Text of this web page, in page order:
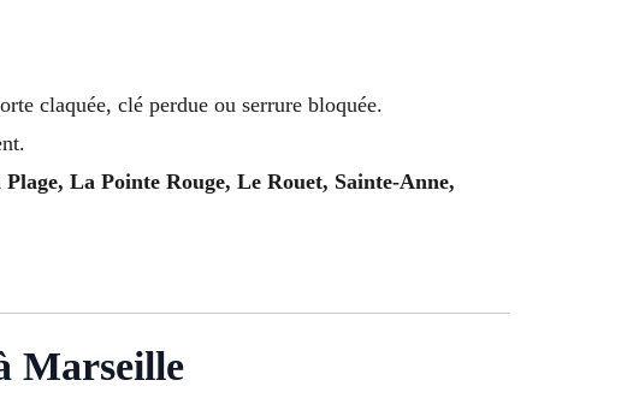
claquée, clé perdue ou serrure bloquée.
La Pointe Rouge, Le Rouet, Sainte-Anne,
Marseille